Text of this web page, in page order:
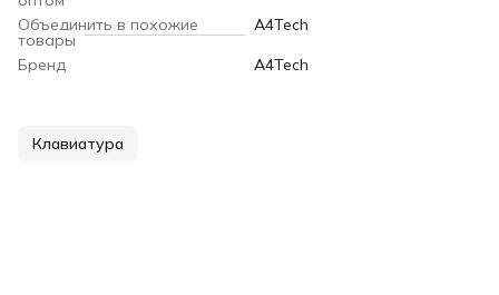
Объединить в похожие
товары
A4Tech
Бренд
A4Tech
Клавиатура